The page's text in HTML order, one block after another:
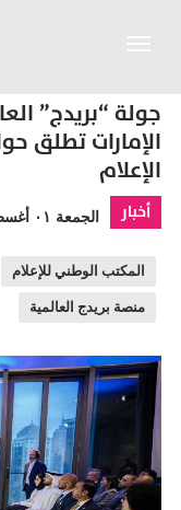
جولة “بريدج”
الإمارات تطلق
الإعلام
أخبار الجمعة ٠١ أغسطس ٢٠٢٥
المكتب الوطني للإعلام
منصة بريدج العالمية